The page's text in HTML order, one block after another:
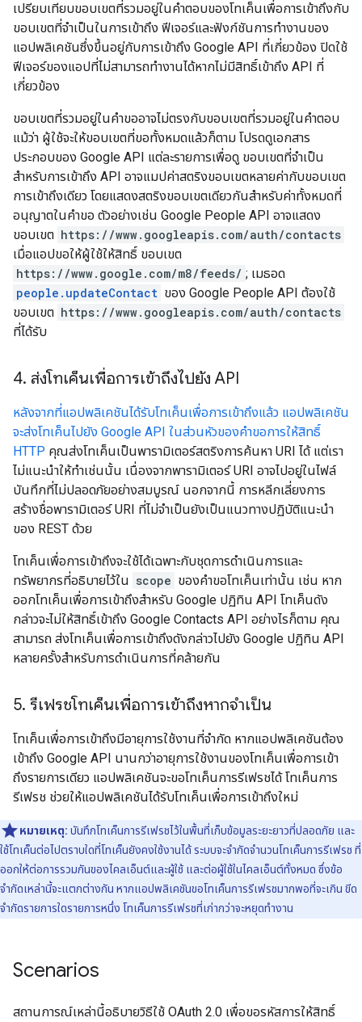
เปรียบเทียบขอบเขตที่รวมอยู่ในคำตอบของโทเค็นเพื่อการเข้าถึงกับ
ขอบเขตที่จำเป็นในการเข้าถึง ฟีเจอร์และฟังก์ชันการทำงานของ
แอปพลิเคชันซึ่งขึ้นอยู่กับการเข้าถึง Google API ที่เกี่ยวข้อง ปิดใช้
ฟีเจอร์ของแอปที่ไม่สามารถทำงานได้หากไม่มีสิทธิ์เข้าถึง API ที่
เกี่ยวข้อง
ขอบเขตที่รวมอยู่ในคำขออาจไม่ตรงกับขอบเขตที่รวมอยู่ในคำตอบ
แม้ว่า ผู้ใช้จะให้ขอบเขตที่ขอทั้งหมดแล้วก็ตาม โปรดดูเอกสาร
ประกอบของ Google API แต่ละรายการเพื่อดู ขอบเขตที่จำเป็น
สำหรับการเข้าถึง API อาจแมปค่าสตริงขอบเขตหลายค่ากับขอบเขต
การเข้าถึงเดียว โดยแสดงสตริงขอบเขตเดียวกันสำหรับค่าทั้งหมดที่
อนุญาตในคำขอ ตัวอย่างเช่น Google People API อาจแสดง
ขอบเขต https://www.googleapis.com/auth/contacts
เมื่อแอปขอให้ผู้ใช้ให้สิทธิ์ ขอบเขต
https://www.google.com/m8/feeds/ ; เมธอด
people.updateContact ของ Google People API ต้องใช้
ขอบเขต https://www.googleapis.com/auth/contacts
ที่ได้รับ
4. ส่งโทเค็นเพื่อการเข้าถึงไปยัง API
หลังจากที่แอปพลิเคชันได้รับโทเค็นเพื่อการเข้าถึงแล้ว แอปพลิเคชัน
จะส่งโทเค็นไปยัง Google API ในส่วนหัวของคำขอการให้สิทธิ์
HTTP คุณส่งโทเค็นเป็นพารามิเตอร์สตริงการค้นหา URI ได้ แต่เรา
ไม่แนะนำให้ทำเช่นนั้น เนื่องจากพารามิเตอร์ URI อาจไปอยู่ในไฟล์
บันทึกที่ไม่ปลอดภัยอย่างสมบูรณ์ นอกจากนี้ การหลีกเลี่ยงการ
สร้างชื่อพารามิเตอร์ URI ที่ไม่จำเป็นยังเป็นแนวทางปฏิบัติแนะนำ
ของ REST ด้วย
โทเค็นเพื่อการเข้าถึงจะใช้ได้เฉพาะกับชุดการดำเนินการและ
ทรัพยากรที่อธิบายไว้ใน scope ของคำขอโทเค็นเท่านั้น เช่น หาก
ออกโทเค็นเพื่อการเข้าถึงสำหรับ Google ปฏิทิน API โทเค็นดัง
กล่าวจะไม่ให้สิทธิ์เข้าถึง Google Contacts API อย่างไรก็ตาม คุณ
สามารถ ส่งโทเค็นเพื่อการเข้าถึงดังกล่าวไปยัง Google ปฏิทิน API
หลายครั้งสำหรับการดำเนินการที่คล้ายกัน
5. รีเฟรชโทเค็นเพื่อการเข้าถึงหากจำเป็น
โทเค็นเพื่อการเข้าถึงมีอายุการใช้งานที่จำกัด หากแอปพลิเคชันต้อง
เข้าถึง Google API นานกว่าอายุการใช้งานของโทเค็นเพื่อการเข้า
ถึงรายการเดียว แอปพลิเคชันจะขอโทเค็นการรีเฟรชได้ โทเค็นการ
รีเฟรช ช่วยให้แอปพลิเคชันได้รับโทเค็นเพื่อการเข้าถึงใหม่
หมายเหตุ: บันทึกโทเค็นการรีเฟรชไว้ในพื้นที่เก็บข้อมูลระยะยาวที่ปลอดภัย และ
ใช้โทเค็นต่อไปตราบใดที่โทเค็นยังคงใช้งานได้ ระบบจะจำกัดจำนวนโทเค็นการรีเฟรช ที่
ออกให้ต่อการรวมกันของไคลเอ็นต์และผู้ใช้ และต่อผู้ใช้ในไคลเอ็นต์ทั้งหมด ซึ่งข้อ
จำกัดเหล่านี้จะแตกต่างกัน หากแอปพลิเคชันขอโทเค็นการรีเฟรชมากพอที่จะเกิน ขีด
จำกัดรายการใดรายการหนึ่ง โทเค็นการรีเฟรชที่เก่ากว่าจะหยุดทำงาน
Scenarios
สถานการณ์เหล่านี้อธิบายวิธีใช้ OAuth 2.0 เพื่อขอรหัสการให้สิทธิ์